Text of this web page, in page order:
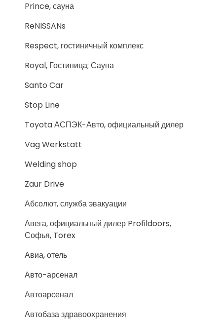
Prince, сауна
ReNISSANs
Respect, гостиничный комплекс
Royal, Гостиница; Сауна
Santo Car
Stop Line
Toyota АСПЭК-Авто, официальный дилер
Vag Werkstatt
Welding shop
Zaur Drive
Абсолют, служба эвакуации
Авега, официальный дилер Profildoors,
Софья, Torex
Авиа, отель
Авто-арсенал
Автоарсенал
Автобаза здравоохранения